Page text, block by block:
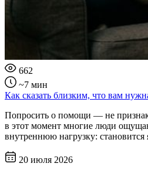
662
~7 мин
Как сказать близким, что вам
Попросить о помощи — не
в этот момент многие люди
внутреннюю нагрузку:
20 июля 2026